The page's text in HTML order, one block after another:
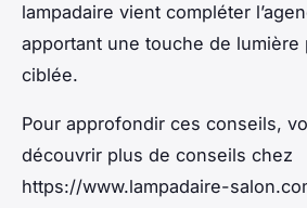
lampadaire vient compléter
apportant une touche de lumière
ciblée.
Pour approfondir ces conseils,
découvrir plus de conseils chez
https://www.lampadaire-